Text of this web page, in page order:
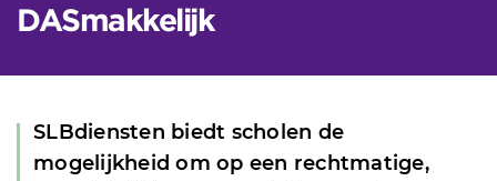
DASmakkelijk
SLBdiensten biedt scholen de
mogelijkheid om op een rechtmatige,